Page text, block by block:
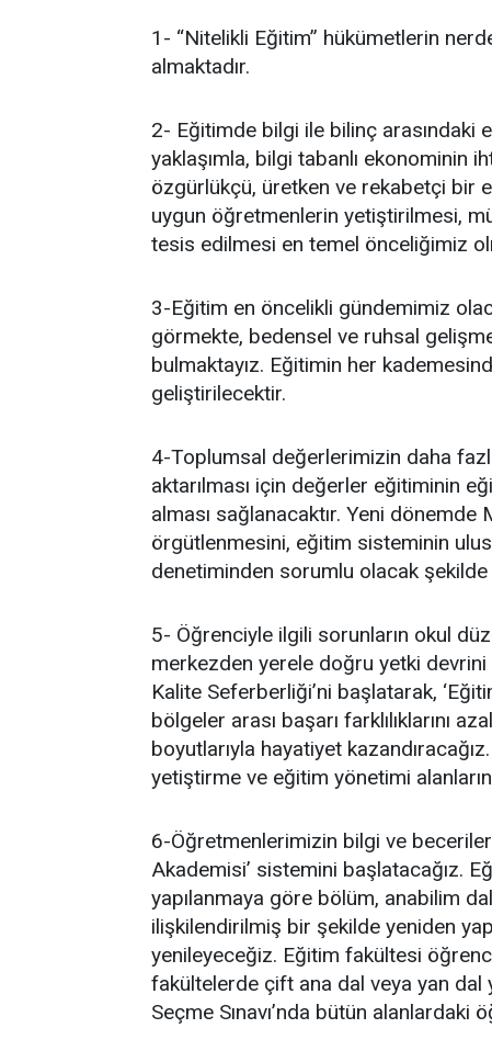
1- “Nitelikli Eğitim” hükümetlerin
almaktadır.
2- Eğitimde bilgi ile bilinç arasındaki
yaklaşımla, bilgi tabanlı ekonominin
özgürlükçü, üretken ve rekabetçi bir
uygun öğretmenlerin yetiştirilmesi,
tesis edilmesi en temel önceliğimiz
3-Eğitim en öncelikli gündemimiz
görmekte, bedensel ve ruhsal
bulmaktayız. Eğitimin her
geliştirilecektir.
4-Toplumsal değerlerimizin daha
aktarılması için değerler eğitiminin
alması sağlanacaktır. Yeni dönemde
örgütlenmesini, eğitim sisteminin
denetiminden sorumlu olacak
5- Öğrenciyle ilgili sorunların okul
merkezden yerele doğru yetki
Kalite Seferberliği’ni başlatarak,
bölgeler arası başarı farklılıklarını
boyutlarıyla hayatiyet
yetiştirme ve eğitim yönetimi
6-Öğretmenlerimizin bilgi ve
Akademisi’ sistemini başlatacağız.
yapılanmaya göre bölüm, anabilim
ilişkilendirilmiş bir şekilde yeniden
yenileyeceğiz. Eğitim fakültesi
fakültelerde çift ana dal veya yan dal
Seçme Sınavı’nda bütün alanlardaki